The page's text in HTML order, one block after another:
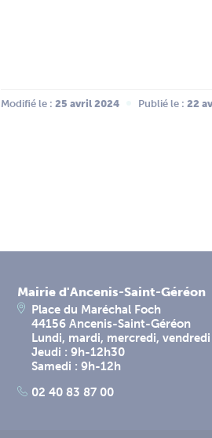
Modifié le : 25 avril 2024 Publié le : 22
Mairie d'Ancenis-Saint-Géréon
Place du Maréchal Foch
44156 Ancenis-Saint-Géréon
Lundi, mardi, mercredi,
Jeudi : 9h-12h30
Samedi : 9h-12h
02 40 83 87 00